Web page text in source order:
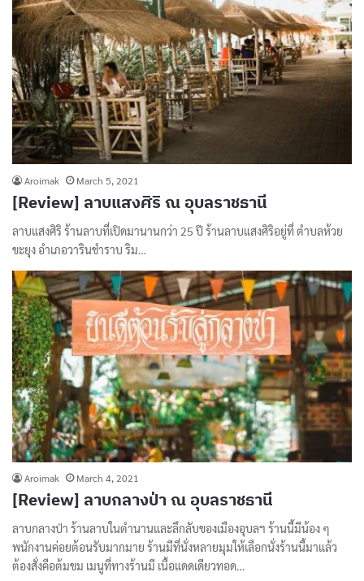
Aroimak March 5, 2021
[Review] ลาบแสงศิริ ณ อุบลราชธานี
ลาบแสงศิริ ร้านลาบที่เปิดมานานกว่า 25 ปี ร้านลาบแสงศิริอยู่ที่ ตำบลห้วย
ขะยุง อำเภอวารินชำราบ ริม…
Aroimak March 4, 2021
[Review] ลาบกลางป่า ณ อุบลราชธานี
ลาบกลางป่า ร้านลาบในตำนานและลึกลับของเมืองอุบลฯ ร้านนี้มีน้อง ๆ
พนักงานค่อยต้อนรับมากมาย ร้านมีที่นั่งหลายมุมให้เลือกนั่งร้านนี้มาแล้ว
ต้องสั่งคือต้มขม เมนูที่ทางร้านมี เนื้อแดดเดียวทอด…